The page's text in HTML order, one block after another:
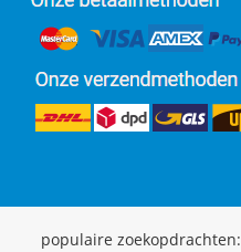
populaire zoekopdrachten: